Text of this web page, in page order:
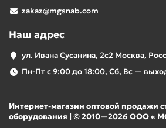
zakaz@mgsnab.com
Наш адрес
ул. Ивана Сусанина, 2с2 Москва,
Пн-Пт с 9:00 до 18:00, Сб, Вс —
Интернет-магазин оптовой продажи
оборудования | © 2010—2026 ООО «